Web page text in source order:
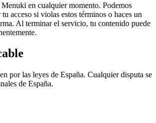
Menuki en cualquier momento. Podemos
acceso si violas estos términos o haces un
Al terminar el servicio, tu contenido puede
por las leyes de España. Cualquier disputa se
de España.